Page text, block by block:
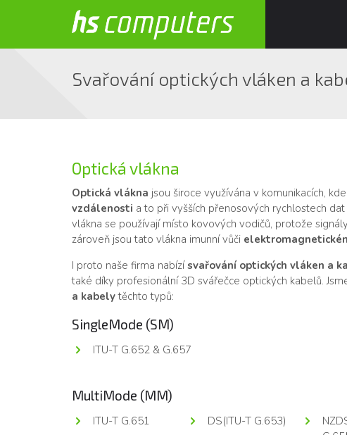
Svařování optických vláken a
Optická vlákna
Optická vlákna jsou široce využívána v komunikacích,
vzdálenosti a to při vyšších přenosových rychlostech
vlákna se používají místo kovových vodičů, protože
zároveň jsou tato vlákna imunní vůči
I proto naše firma nabízísvařování optických vláken a
také díky profesionální 3D svářečce optických kabelů.
a kabelytěchto typů:
SingleMode (SM)
ITU-T G.652 & G.657
MultiMode (MM)
ITU-T G.651 DS(ITU-T G.653)